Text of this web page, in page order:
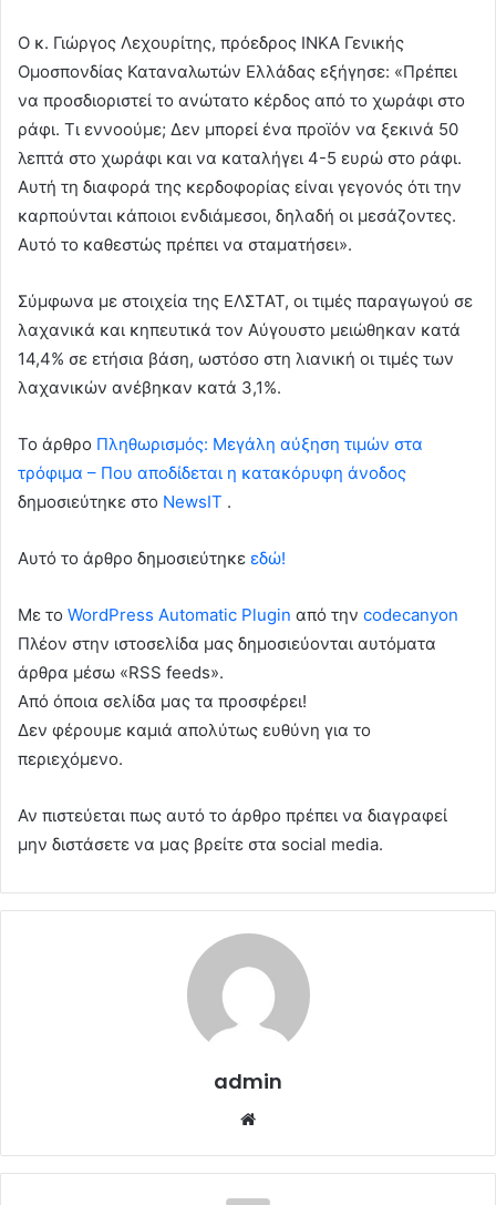
Ο κ. Γιώργος Λεχουρίτης, πρόεδρος ΙΝΚΑ Γενικής
Ομοσπονδίας Καταναλωτών Ελλάδας εξήγησε: «Πρέπει
να προσδιοριστεί το ανώτατο κέρδος από το χωράφι στο
ράφι. Τι εννοούμε; Δεν μπορεί ένα προϊόν να ξεκινά 50
λεπτά στο χωράφι και να καταλήγει 4-5 ευρώ στο ράφι.
Αυτή τη διαφορά της κερδοφορίας είναι γεγονός ότι την
καρπούνται κάποιοι ενδιάμεσοι, δηλαδή οι μεσάζοντες.
Αυτό το καθεστώς πρέπει να σταματήσει».
Σύμφωνα με στοιχεία της ΕΛΣΤΑΤ, οι τιμές παραγωγού σε
λαχανικά και κηπευτικά τον Αύγουστο μειώθηκαν κατά
14,4% σε ετήσια βάση, ωστόσο στη λιανική οι τιμές των
λαχανικών ανέβηκαν κατά 3,1%.
To άρθρο Πληθωρισμός: Μεγάλη αύξηση τιμών στα
τρόφιμα – Που αποδίδεται η κατακόρυφη άνοδος
δημοσιεύτηκε στο NewsIT .
Αυτό το άρθρο δημοσιεύτηκε εδώ!
Με το WordPress Automatic Plugin από την codecanyon
Πλέον στην ιστοσελίδα μας δημοσιεύονται αυτόματα
άρθρα μέσω «RSS feeds».
Από όποια σελίδα μας τα προσφέρει!
Δεν φέρουμε καμιά απολύτως ευθύνη για το
περιεχόμενο.
Αν πιστεύεται πως αυτό το άρθρο πρέπει να διαγραφεί
μην διστάσετε να μας βρείτε στα social media.
admin